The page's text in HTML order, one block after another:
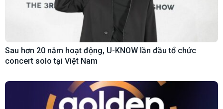
Sau hơn 20 năm hoạt động, U-KNOW lần đầu tổ chức
concert solo tại Việt Nam